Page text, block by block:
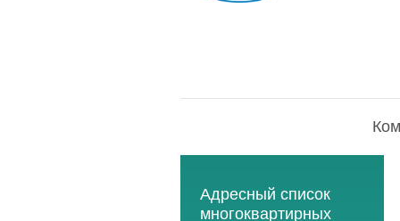
Адресный список
многоквартирных